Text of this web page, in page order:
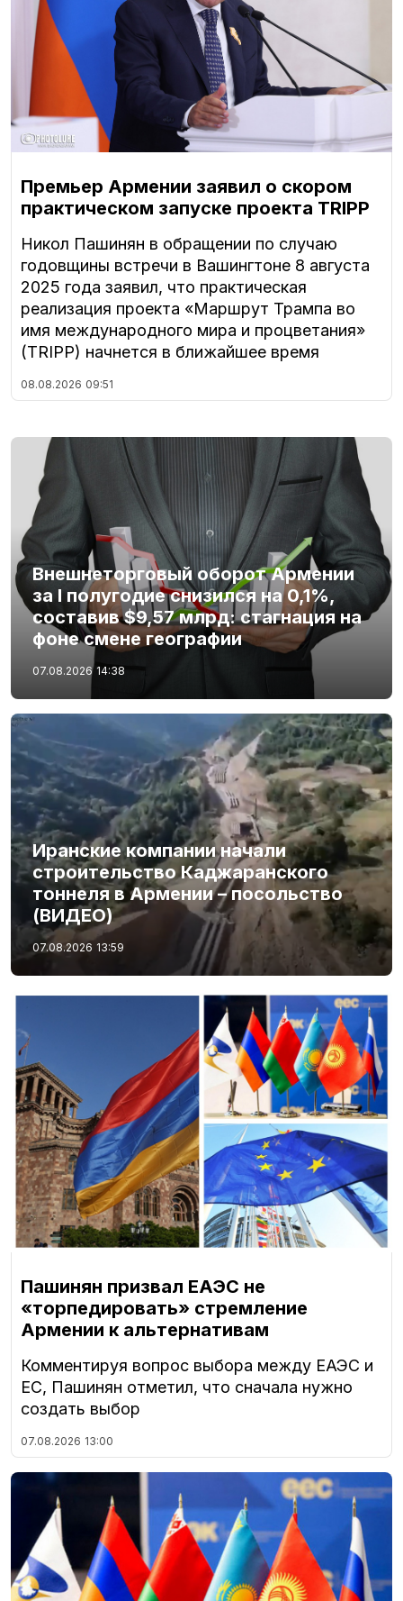
Премьер Армении заявил о скором
практическом запуске проекта TRIPP
Никол Пашинян в обращении по случаю
годовщины встречи в Вашингтоне 8 августа
2025 года заявил, что практическая
реализация проекта «Маршрут Трампа во
имя международного мира и процветания»
(TRIPP) начнется в ближайшее время
08.08.2026 09:51
Внешнеторговый оборот Армении
за I полугодие снизился на 0,1%,
составив $9,57 млрд: стагнация на
фоне смене географии
07.08.2026 14:38
Иранские компании начали
строительство Каджаранского
тоннеля в Армении – посольство
(ВИДЕО)
07.08.2026 13:59
Пашинян призвал ЕАЭС не
«торпедировать» стремление
Армении к альтернативам
Комментируя вопрос выбора между ЕАЭС и
ЕС, Пашинян отметил, что сначала нужно
создать выбор
07.08.2026 13:00